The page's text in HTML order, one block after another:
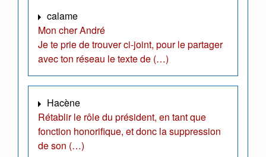
calame
Mon cher André
Je te prie de trouver ci-joint, pour le partager
avec ton réseau le texte de (…)
Hacène
Rétablir le rôle du président, en tant que
fonction honorifique, et donc la suppression
de son (…)